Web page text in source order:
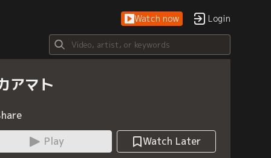
Watch now Login
アマト
Play
Watch Later